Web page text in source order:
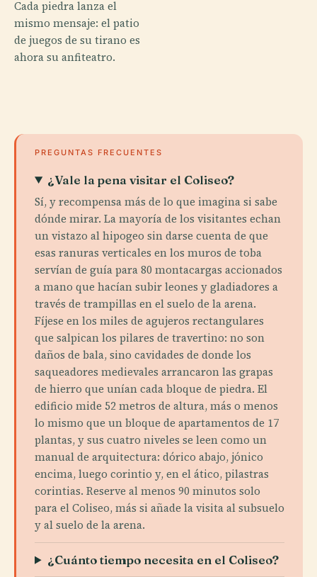
Cada piedra lanza el
mismo mensaje: el patio
de juegos de su tirano es
ahora su anfiteatro.
PREGUNTAS FRECUENTES
¿Vale la pena visitar el Coliseo?
Sí, y recompensa más de lo que imagina si sabe
dónde mirar. La mayoría de los visitantes echan
un vistazo al hipogeo sin darse cuenta de que
esas ranuras verticales en los muros de toba
servían de guía para 80 montacargas accionados
a mano que hacían subir leones y gladiadores a
través de trampillas en el suelo de la arena.
Fíjese en los miles de agujeros rectangulares
que salpican los pilares de travertino: no son
daños de bala, sino cavidades de donde los
saqueadores medievales arrancaron las grapas
de hierro que unían cada bloque de piedra. El
edificio mide 52 metros de altura, más o menos
lo mismo que un bloque de apartamentos de 17
plantas, y sus cuatro niveles se leen como un
manual de arquitectura: dórico abajo, jónico
encima, luego corintio y, en el ático, pilastras
corintias. Reserve al menos 90 minutos solo
para el Coliseo, más si añade la visita al subsuelo
y al suelo de la arena.
¿Cuánto tiempo necesita en el Coliseo?